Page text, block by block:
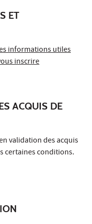
ET
informations utiles
inscrire
ACQUIS DE
validation des acquis
certaines conditions.